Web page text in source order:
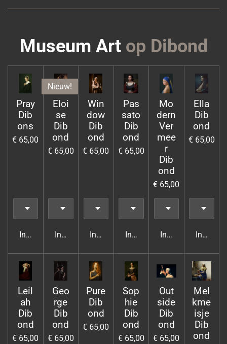
Museum Art op Dibond
Pray
Dib
ons
€ 65,00
In winkelwagen
Nieuw!
Eloi
se
Dib
ond
€ 65,00
In winkelwagen
Win
dow
Dib
ond
€ 65,00
In winkelwagen
Pas
sato
Dib
ond
€ 65,00
In winkelwagen
Mo
dern
Ver
mee
r
Dib
ond
€ 65,00
In winkelwagen
Ella
Dib
ond
€ 65,00
In
Leil
ah
Dib
ond
€ 65,00
Geo
rge
Dib
ond
€ 65,00
Pure
Dib
ond
€ 65,00
Sop
hie
Dib
ond
€ 65,00
Out
side
Dib
ond
€ 65,00
Mel
kme
isje
Dib
ond